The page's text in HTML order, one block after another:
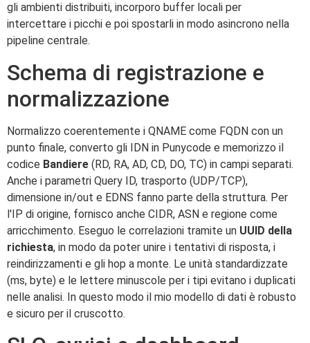
gli ambienti distribuiti, incorporo buffer locali per
intercettare i picchi e poi spostarli in modo asincrono nella
pipeline centrale.
Schema di registrazione e
normalizzazione
Normalizzo coerentemente i QNAME come FQDN con un
punto finale, converto gli IDN in Punycode e memorizzo il
codice Bandiere (RD, RA, AD, CD, DO, TC) in campi separati.
Anche i parametri Query ID, trasporto (UDP/TCP),
dimensione in/out e EDNS fanno parte della struttura. Per
l'IP di origine, fornisco anche CIDR, ASN e regione come
arricchimento. Eseguo le correlazioni tramite un UUID della
richiesta, in modo da poter unire i tentativi di risposta, i
reindirizzamenti e gli hop a monte. Le unità standardizzate
(ms, byte) e le lettere minuscole per i tipi evitano i duplicati
nelle analisi. In questo modo il mio modello di dati è robusto
e sicuro per il cruscotto.